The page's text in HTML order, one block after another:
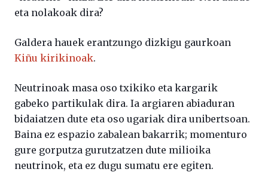
eta nolakoak dira?
Galdera hauek erantzungo dizkigu gaurkoan
Kiñu kirikinoak.
Neutrinoak masa oso txikiko eta kargarik
gabeko partikulak dira. Ia argiaren abiaduran
bidaiatzen dute eta oso ugariak dira unibertsoan.
Baina ez espazio zabalean bakarrik; momenturo
gure gorputza gurutzatzen dute milioika
neutrinok, eta ez dugu sumatu ere egiten.